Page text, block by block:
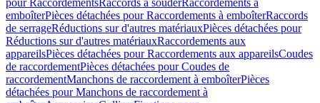
pour RaccordementsRaccords à souderRaccordements à
emboîterPièces détachées pour Raccordements à emboîterRaccords
de serrageRéductions sur d'autres matériauxPièces détachées pour
Réductions sur d'autres matériauxRaccordements aux
appareilsPièces détachées pour Raccordements aux appareilsCoudes
de raccordementPièces détachées pour Coudes de
raccordementManchons de raccordement à emboîterPièces
détachées pour Manchons de raccordement à